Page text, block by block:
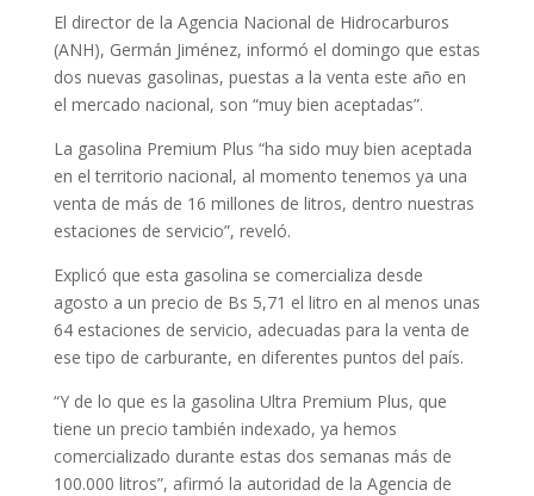
El director de la Agencia Nacional de Hidrocarburos
(ANH), Germán Jiménez, informó el domingo que estas
dos nuevas gasolinas, puestas a la venta este año en
el mercado nacional, son “muy bien aceptadas”.
La gasolina Premium Plus “ha sido muy bien aceptada
en el territorio nacional, al momento tenemos ya una
venta de más de 16 millones de litros, dentro nuestras
estaciones de servicio”, reveló.
Explicó que esta gasolina se comercializa desde
agosto a un precio de Bs 5,71 el litro en al menos unas
64 estaciones de servicio, adecuadas para la venta de
ese tipo de carburante, en diferentes puntos del país.
“Y de lo que es la gasolina Ultra Premium Plus, que
tiene un precio también indexado, ya hemos
comercializado durante estas dos semanas más de
100.000 litros”, afirmó la autoridad de la Agencia de